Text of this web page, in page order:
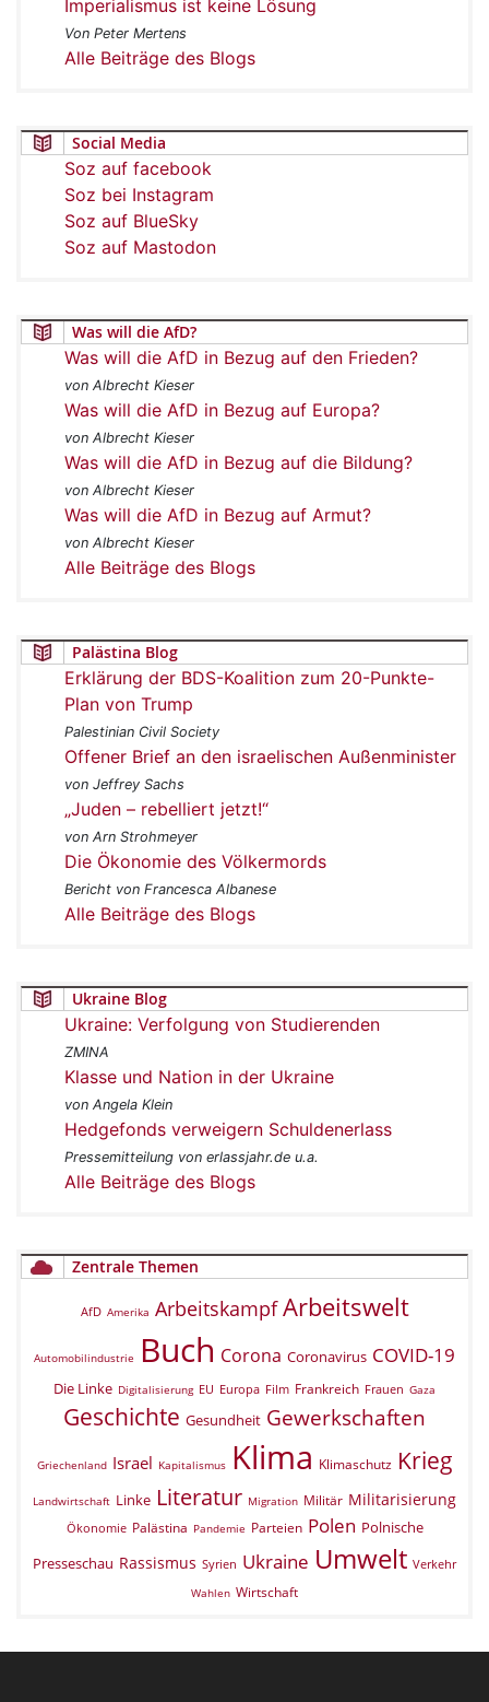
Imperialismus ist keine Lösung
Von Peter Mertens
Alle Beiträge des Blogs
Social Media
Soz auf facebook
Soz bei Instagram
Soz auf BlueSky
Soz auf Mastodon
Was will die AfD?
Was will die AfD in Bezug auf den Frieden?
von Albrecht Kieser
Was will die AfD in Bezug auf Europa?
von Albrecht Kieser
Was will die AfD in Bezug auf die Bildung?
von Albrecht Kieser
Was will die AfD in Bezug auf Armut?
von Albrecht Kieser
Alle Beiträge des Blogs
Palästina Blog
Erklärung der BDS-Koalition zum 20-Punkte-
Plan von Trump
Palestinian Civil Society
Offener Brief an den israelischen Außenminister
von Jeffrey Sachs
„Juden – rebelliert jetzt!“
von Arn Strohmeyer
Die Ökonomie des Völkermords
Bericht von Francesca Albanese
Alle Beiträge des Blogs
Ukraine Blog
Ukraine: Verfolgung von Studierenden
ZMINA
Klasse und Nation in der Ukraine
von Angela Klein
Hedgefonds verweigern Schuldenerlass
Pressemitteilung von erlassjahr.de u.a.
Alle Beiträge des Blogs
Zentrale Themen
AfD Amerika Arbeitskampf Arbeitswelt
Automobilindustrie Buch Corona Coronavirus COVID-19
Die Linke Digitalisierung EU Europa Film Frankreich Frauen Gaza
Geschichte Gesundheit Gewerkschaften
Griechenland Israel Kapitalismus Klima Klimaschutz Krieg
Landwirtschaft Linke Literatur Migration Militär Militarisierung
Ökonomie Palästina Pandemie Parteien Polen Polnische
Presseschau Rassismus Syrien Ukraine Umwelt Verkehr
Wahlen Wirtschaft